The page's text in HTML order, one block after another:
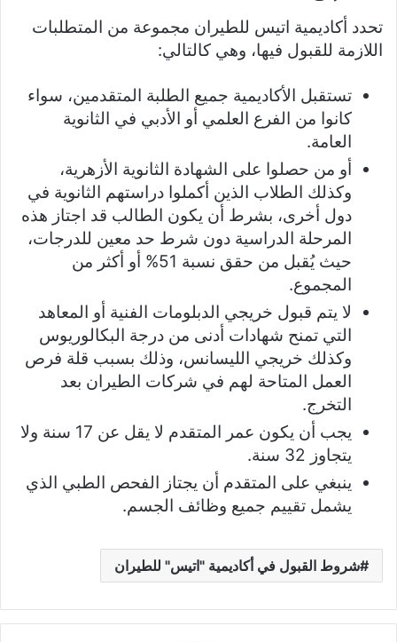
تحدد أكاديمية اتيس للطيران مجموعة من المتطلبات
اللازمة للقبول فيها، وهي كالتالي:
تستقبل الأكاديمية جميع الطلبة المتقدمين، سواء
كانوا من الفرع العلمي أو الأدبي في الثانوية
العامة.
أو من حصلوا على الشهادة الثانوية الأزهرية،
وكذلك الطلاب الذين أكملوا دراستهم الثانوية في
دول أخرى، بشرط أن يكون الطالب قد اجتاز هذه
المرحلة الدراسية دون شرط حد معين للدرجات،
حيث يُقبل من حقق نسبة 51% أو أكثر من
المجموع.
لا يتم قبول خريجي الدبلومات الفنية أو المعاهد
التي تمنح شهادات أدنى من درجة البكالوريوس
وكذلك خريجي الليسانس، وذلك بسبب قلة فرص
العمل المتاحة لهم في شركات الطيران بعد
التخرج.
يجب أن يكون عمر المتقدم لا يقل عن 17 سنة ولا
يتجاوز 32 سنة.
ينبغي على المتقدم أن يجتاز الفحص الطبي الذي
يشمل تقييم جميع وظائف الجسم.
شروط القبول في أكاديمية "اتيس" للطيران